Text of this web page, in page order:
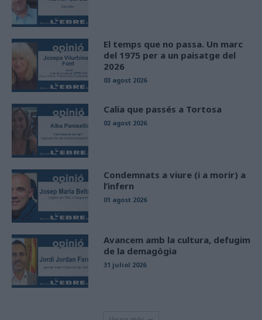
El temps que no passa. Un marc
del 1975 per a un paisatge del
2026
03 agost 2026
Calia que passés a Tortosa
02 agost 2026
Condemnats a viure (i a morir) a
l’infern
01 agost 2026
Avancem amb la cultura, defugim
de la demagògia
31 juliol 2026